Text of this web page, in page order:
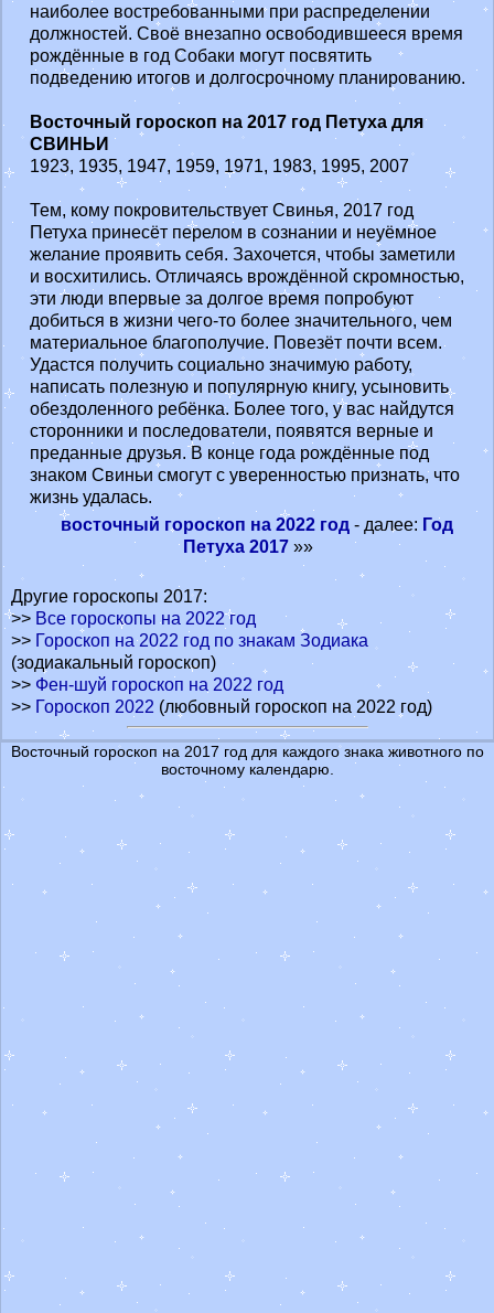
наиболее востребованными при распределении
должностей. Своё внезапно освободившееся время
рождённые в год Собаки могут посвятить
подведению итогов и долгосрочному планированию.
Восточный гороскоп на 2017 год Петуха для
СВИНЬИ
1923, 1935, 1947, 1959, 1971, 1983, 1995, 2007
Тем, кому покровительствует Свинья, 2017 год
Петуха принесёт перелом в сознании и неуёмное
желание проявить себя. Захочется, чтобы заметили
и восхитились. Отличаясь врождённой скромностью,
эти люди впервые за долгое время попробуют
добиться в жизни чего-то более значительного, чем
материальное благополучие. Повезёт почти всем.
Удастся получить социально значимую работу,
написать полезную и популярную книгу, усыновить
обездоленного ребёнка. Более того, у вас найдутся
сторонники и последователи, появятся верные и
преданные друзья. В конце года рождённые под
знаком Свиньи смогут с уверенностью признать, что
жизнь удалась.
восточный гороскоп на 2022 год- далее: Год
Петуха 2017»»
Другие гороскопы 2017:
>> Все гороскопы на 2022 год
>> Гороскоп на 2022 год по знакам Зодиака
(зодиакальный гороскоп)
>> Фен-шуй гороскоп на 2022 год
>> Гороскоп 2022 (любовный гороскоп на 2022 год)
Восточный гороскоп на 2017 год для каждого знака животного по
восточному календарю.